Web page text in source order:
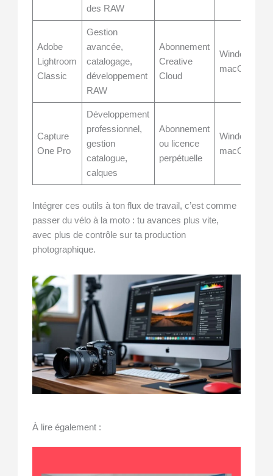
des RAW
Adobe
Lightroom
Classic
Gestion
avancée,
catalogage,
développement
RAW
Abonnement
Creative
Cloud
Windows,
macOS
Capture
One Pro
Développement
professionnel,
gestion
catalogue,
calques
Abonnement
ou licence
perpétuelle
Windows,
macOS
Intégrer ces outils à ton flux de travail, c’est comme
passer du vélo à la moto : tu avances plus vite,
avec plus de contrôle sur ta production
photographique.
À lire également :